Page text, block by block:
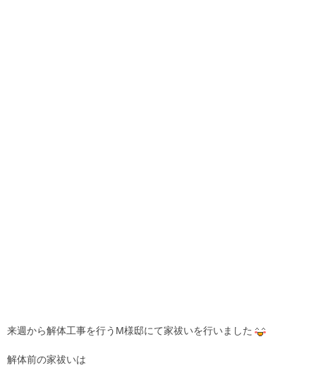
来週から解体工事を行うM様邸にて家祓いを行いました
解体前の家祓いは